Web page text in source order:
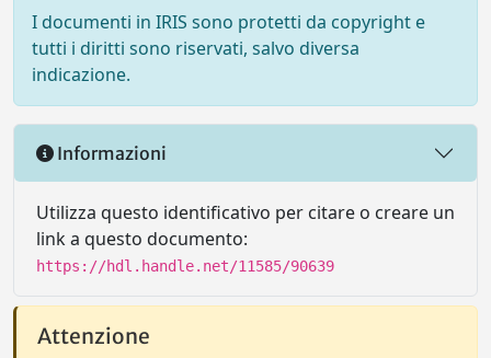
I documenti in IRIS sono protetti da copyright e
tutti i diritti sono riservati, salvo diversa
indicazione.
Informazioni
Utilizza questo identificativo per citare o creare un
link a questo documento:
https://hdl.handle.net/11585/90639
Attenzione